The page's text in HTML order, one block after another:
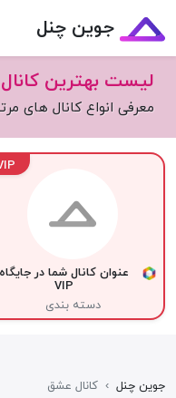
جوین چنل
لیست بهترین
معرفی انواع کانال های
عنوان کانال شما در جایگاه
VIP
دسته بندی
جوین چنل › کانال عشق